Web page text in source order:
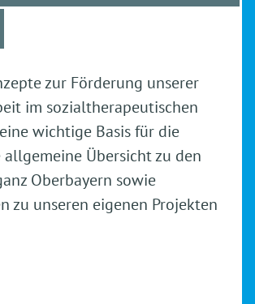
zur Förderung unserer
im sozialtherapeutischen
wichtige Basis für die
allgemeine Übersicht zu den
Oberbayern sowie
zu unseren eigenen Projekten